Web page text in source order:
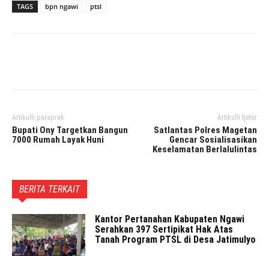
TAGS bpn ngawi ptsl
Artikulli paraprak
Bupati Ony Targetkan Bangun
7000 Rumah Layak Huni
Artikulli tjetër
Satlantas Polres Magetan
Gencar Sosialisasikan
Keselamatan Berlalulintas
BERITA TERKAIT
Kantor Pertanahan Kabupaten Ngawi
Serahkan 397 Sertipikat Hak Atas
Tanah Program PTSL di Desa Jatimulyo